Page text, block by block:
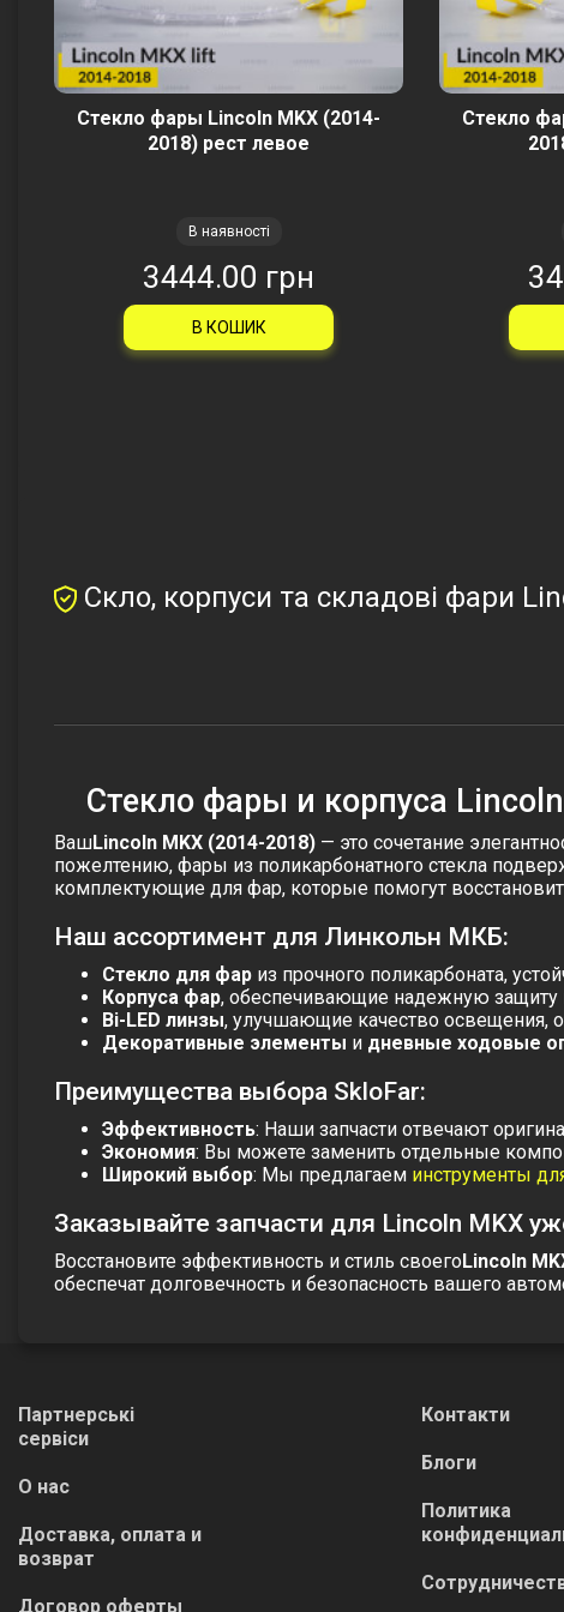
Стекло фары Lincoln MKX (2014-
2018) рест левое
В наявності
3444.00 грн
В КОШИК
Стекло
Скло, корпуси та складові фари
Стекло фары и корпуса
ВашLincoln MKX (2014-2018) — это сочетание
пожелтению, фары из поликарбонатного стекла
комплектующие для фар, которые помогут
Наш ассортимент для Линкольн МКБ:
Стекло для фар из прочного поликарбоната,
Корпуса фар, обеспечивающие надежную защиту
Bi-LED линзы, улучшающие качество освещения,
Декоративные элементы и дневные ходовые
Преимущества выбора SkloFar:
Эффективность: Наши запчасти отвечают
Экономия: Вы можете заменить отдельные
Широкий выбор: Мы предлагаем инструменты
Заказывайте запчасти для Lincoln MKX
Восстановите эффективность и стиль своегоLincoln
обеспечат долговечность и безопасность вашего
Партнерські
сервіси
О нас
Доставка, оплата и
возврат
Договор оферты
Контакти
Блоги
Политика